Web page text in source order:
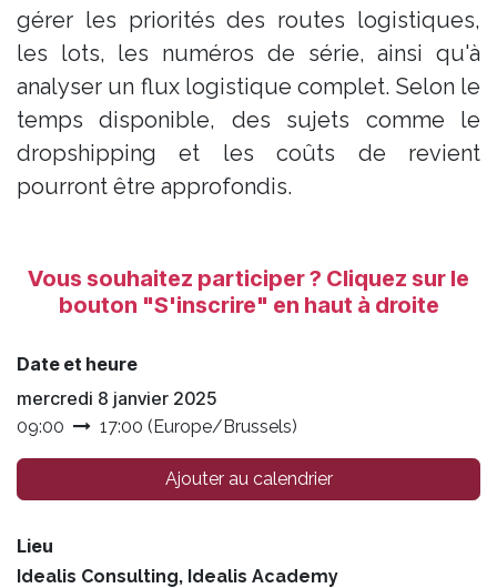
gérer les priorités des routes logistiques,
les lots, les numéros de série, ainsi qu'à
analyser un flux logistique complet. Selon le
temps disponible, des sujets comme le
dropshipping et les coûts de revient
pourront être approfondis.
Vous ​souhaitez participer ? Cliquez sur le
bouton "S'inscrire" en haut à droite
Date et heure
mercredi 8 janvier 2025
09:00 17:00 (Europe/Brussels)
Ajouter au calendrier
Lieu
Idealis Consulting, Idealis Academy